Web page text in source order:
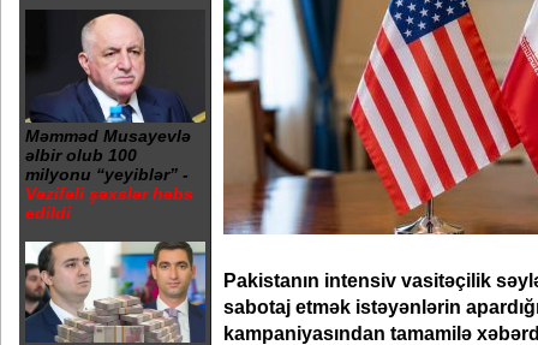
Məmməd Musayevlə
əlbir olub 100
milyonu “yeyiblər” -
Vəzifəli şəxslər həbs
edildi
Pakistanın intensiv vasitəçilik
sabotaj etmək istəyənlərin
kampaniyasından tamamilə